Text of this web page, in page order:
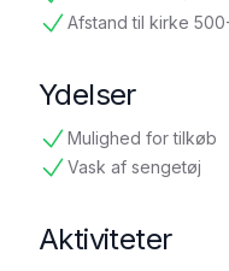
tilgængelig
Afstand til kirke
tilgængelig
Ydelser
Mulighed for tilkøb
tilgængelig
Vask af sengetøj
tilgængelig
Aktiviteter